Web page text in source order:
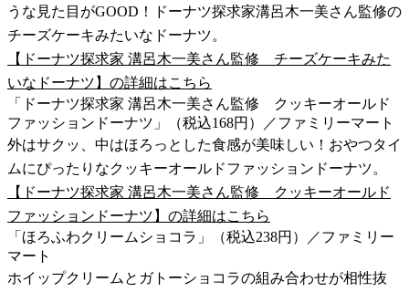
うな見た目がGOOD！ドーナツ探求家溝呂木一美さん監修の
チーズケーキみたいなドーナツ。
【ドーナツ探求家 溝呂木一美さん監修 チーズケーキみた
いなドーナツ】の詳細はこちら
「ドーナツ探求家 溝呂木一美さん監修 クッキーオールド
ファッションドーナツ」（税込168円）／ファミリーマート
外はサクッ、中はほろっとした食感が美味しい！おやつタイ
ムにぴったりなクッキーオールドファッションドーナツ。
【ドーナツ探求家 溝呂木一美さん監修 クッキーオールド
ファッションドーナツ】の詳細はこちら
「ほろふわクリームショコラ」（税込238円）／ファミリー
マート
ホイップクリームとガトーショコラの組み合わせが相性抜